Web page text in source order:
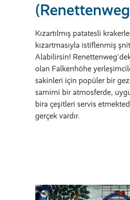
Kızartılmış patatesli
kızartmasıyla istiflenmiş
Alabilirsin!
olan Falkenhöhe
sakinleri için popüler bir
samimi bir atmosferde,
bira çeşitleri servis
gerçek vardır.